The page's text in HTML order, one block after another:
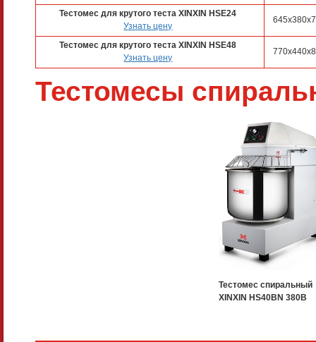
Тестомес для крутого теста XINXIN HSE24
Узнать цену
Тестомес для крутого теста XINXIN HSE48
Узнать цену
Тестомесы
Тестомес спиральный
XINXIN HS40BN 380B